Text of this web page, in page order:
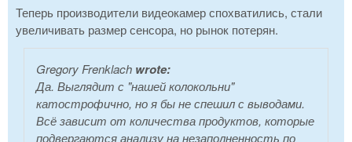
Теперь производители видеокамер спохватились, стали
увеличивать размер сенсора, но рынок потерян.
Gregory Frenklach wrote:
Да. Выглядит с "нашей колокольни"
катострофично, но я бы не спешил с выводами.
Всё зависит от количества продуктов, которые
подвергаются анализу на незаполненность по